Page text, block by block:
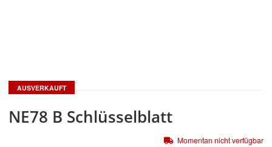
AUSVERKAUFT
NE78 B Schlüsselblatt
Momentan nicht verfügbar